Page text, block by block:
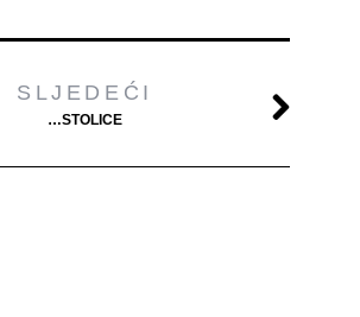
SLJEDEĆI
…STOLICE